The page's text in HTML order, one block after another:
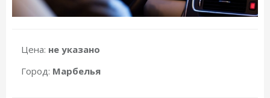
Цена: не указано
Город: Марбелья